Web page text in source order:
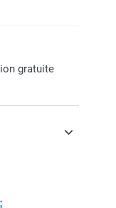
gratuite